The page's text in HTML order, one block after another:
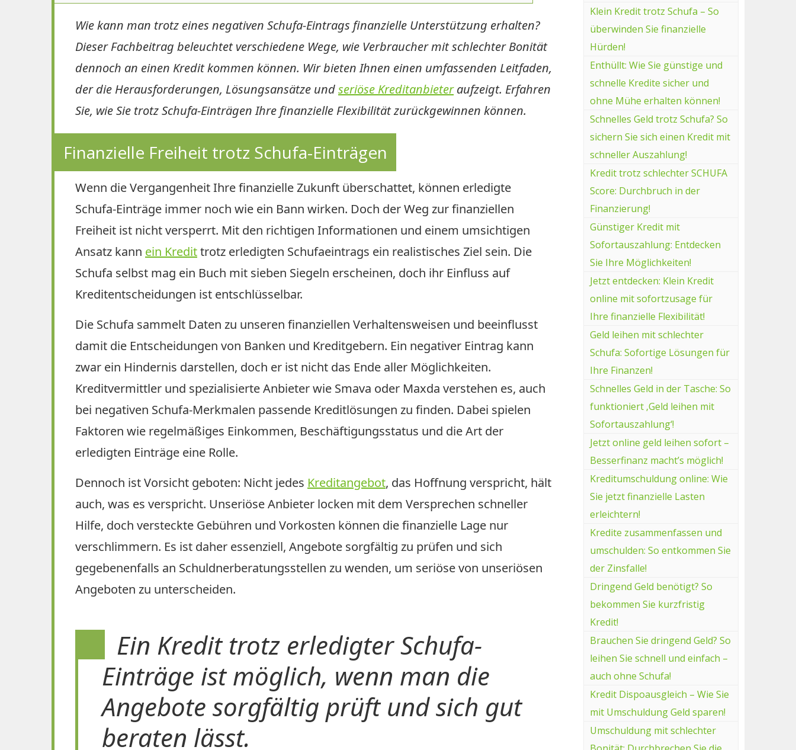
Wie kann man trotz eines negativen Schufa-Eintrags finanzielle Unterstützung erhalten?
Dieser Fachbeitrag beleuchtet verschiedene Wege, wie Verbraucher mit schlechter Bonität
dennoch an einen Kredit kommen können. Wir bieten Ihnen einen umfassenden Leitfaden,
der die Herausforderungen, Lösungsansätze undseriöse Kreditanbieteraufzeigt. Erfahren
Sie, wie Sie trotz Schufa-Einträgen Ihre finanzielle Flexibilität zurückgewinnen können.
Finanzielle Freiheit trotz Schufa-Einträgen
Wenn die Vergangenheit Ihre finanzielle Zukunft überschattet, können erledigte
Schufa-Einträge immer noch wie ein Bann wirken. Doch der Weg zur finanziellen
Freiheit ist nicht versperrt. Mit den richtigen Informationen und einem umsichtigen
Ansatz kann ein Kredittrotz erledigten Schufaeintrags ein realistisches Ziel sein. Die
Schufa selbst mag ein Buch mit sieben Siegeln erscheinen, doch ihr Einfluss auf
Kreditentscheidungen ist entschlüsselbar.
Die Schufa sammelt Daten zu unseren finanziellen Verhaltensweisen und beeinflusst
damit die Entscheidungen von Banken und Kreditgebern. Ein negativer Eintrag kann
zwar ein Hindernis darstellen, doch er ist nicht das Ende aller Möglichkeiten.
Kreditvermittler und spezialisierte Anbieter wie Smava oder Maxda verstehen es, auch
bei negativen Schufa-Merkmalen passende Kreditlösungen zu finden. Dabei spielen
Faktoren wie regelmäßiges Einkommen, Beschäftigungsstatus und die Art der
erledigten Einträge eine Rolle.
Dennoch ist Vorsicht geboten: Nicht jedes Kreditangebot, das Hoffnung verspricht, hält
auch, was es verspricht. Unseriöse Anbieter locken mit dem Versprechen schneller
Hilfe, doch versteckte Gebühren und Vorkosten können die finanzielle Lage nur
verschlimmern. Es ist daher essenziell, Angebote sorgfältig zu prüfen und sich
gegebenenfalls an Schuldnerberatungsstellen zu wenden, um seriöse von unseriösen
Angeboten zu unterscheiden.
Ein Kredit trotz erledigter Schufa-
Einträge ist möglich, wenn man die
Angebote sorgfältig prüft und sich gut
beraten lässt.
Klein Kredit trotz Schufa – So
überwinden Sie finanzielle
Hürden!
Enthüllt: Wie Sie günstige und
schnelle Kredite sicher und
ohne Mühe erhalten können!
Schnelles Geld trotz Schufa? So
sichern Sie sich einen Kredit mit
schneller Auszahlung!
Kredit trotz schlechter SCHUFA
Score: Durchbruch in der
Finanzierung!
Günstiger Kredit mit
Sofortauszahlung: Entdecken
Sie Ihre Möglichkeiten!
Jetzt entdecken: Klein Kredit
online mit sofortzusage für
Ihre finanzielle Flexibilität!
Geld leihen mit schlechter
Schufa: Sofortige Lösungen für
Ihre Finanzen!
Schnelles Geld in der Tasche: So
funktioniert ‚Geld leihen mit
Sofortauszahlung‘!
Jetzt online geld leihen sofort –
Besserfinanz macht’s möglich!
Kreditumschuldung online: Wie
Sie jetzt finanzielle Lasten
erleichtern!
Kredite zusammenfassen und
umschulden: So entkommen Sie
der Zinsfalle!
Dringend Geld benötigt? So
bekommen Sie kurzfristig
Kredit!
Brauchen Sie dringend Geld? So
leihen Sie schnell und einfach –
auch ohne Schufa!
Kredit Dispoausgleich – Wie Sie
mit Umschuldung Geld sparen!
Umschuldung mit schlechter